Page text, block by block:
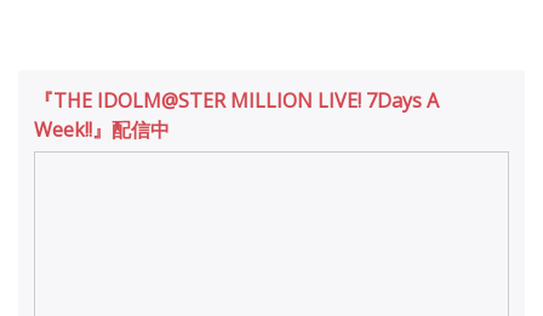
『THE IDOLM@STER MILLION LIVE! 7Days A
Week!!』配信中